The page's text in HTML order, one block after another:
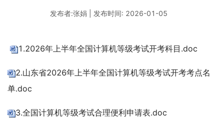
发布者:张娟 | 发布时间: 2026-01-05
1.2026年上半年全国计算机等级考试开考科目.doc
2.山东省2026年上半年全国计算机等级考试开考考点名
单.doc
3.全国计算机等级考试合理便利申请表.doc